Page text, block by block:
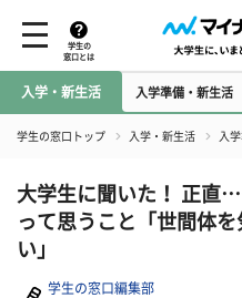
学生の
窓口とは
入学・新生活 入学準備・新生活
学生の窓口トップ 入学・新生活 入
大学生に聞いた！ 正直
って思うこと「世間体
い」
学生の窓口編集部